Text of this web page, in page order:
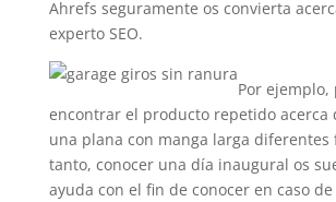
Ahrefs seguramente os convierta
experto SEO.
Por ejemplo,
encontrar el producto repetido acerca
una plana con manga larga diferentes
tanto, conocer una día inaugural os
ayuda con el fin de conocer en caso